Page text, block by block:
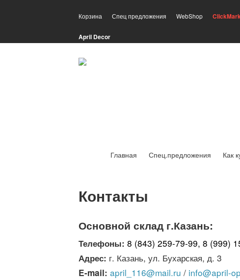
Корзина Спец предложения WebShop
April Decor
Главная Спец.предложения Как
Контакты
Основной склад г.Казань:
Телефоны: 8 (843) 259-79-99, 8 (999)
Адрес: г. Казань, ул. Бухарская, д. 3
E-mail: april_116@mail.ru / info@april-